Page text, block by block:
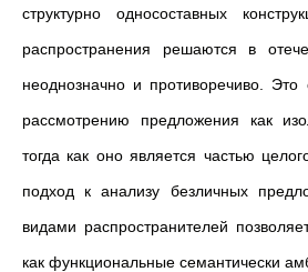
структурно односоставных
распространения решаются в
неоднозначно и противоречиво.
рассмотрению предложения как
тогда как оно является частью
подход к анализу безличных
видами распространителей
как функциональные семантически